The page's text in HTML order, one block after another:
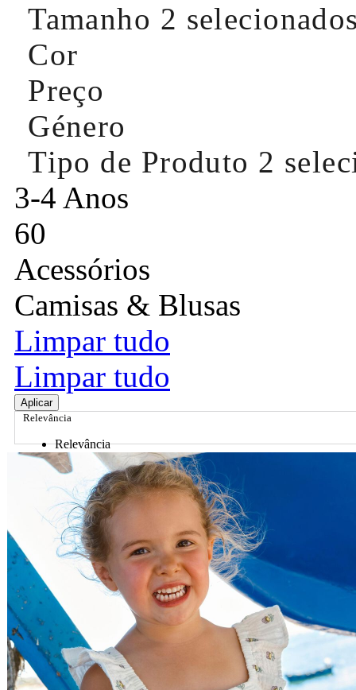
Tamanho 2
Cor
Preço
Género
Tipo de Produto 2
3-4 Anos
60
Acessórios
Camisas & Blusas
Limpar tudo
Limpar tudo
Aplicar
Relevância
Relevância
Preço Crescente
Preço Decrescente
Nome do Produto A - Z
Nome do Produto Z - A
Ordenar por
Relevância
Relevância
Preço Crescente
Preço Decrescente
Nome do Produto A - Z
Nome do Produto Z - A
Filtrar